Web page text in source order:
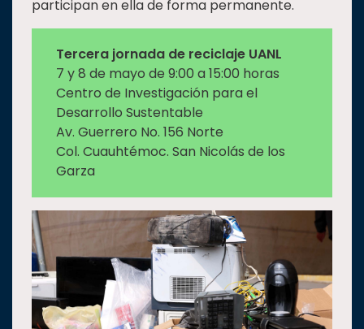
participan en ella de forma permanente.
Tercera jornada de reciclaje UANL
7 y 8 de mayo de 9:00 a 15:00 horas
Centro de Investigación para el
Desarrollo Sustentable
Av. Guerrero No. 156 Norte
Col. Cuauhtémoc. San Nicolás de los
Garza